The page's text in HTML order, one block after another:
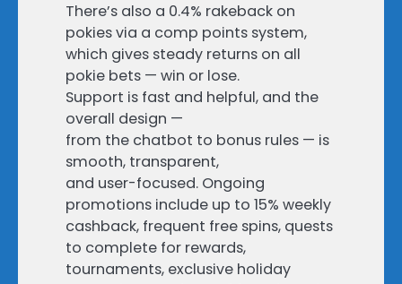
There’s also a 0.4% rakeback on
pokies via a comp points system,
which gives steady returns on all
pokie bets — win or lose.
Support is fast and helpful, and the
overall design —
from the chatbot to bonus rules — is
smooth, transparent,
and user-focused. Ongoing
promotions include up to 15% weekly
cashback, frequent free spins, quests
to complete for rewards,
tournaments, exclusive holiday